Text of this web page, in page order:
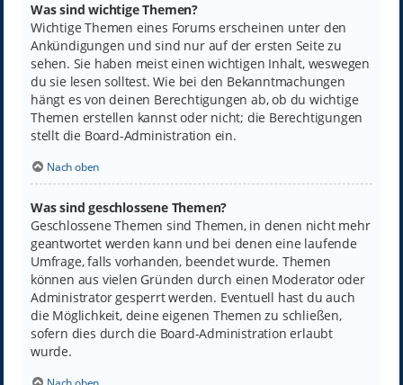
Was sind wichtige Themen?
Wichtige Themen eines Forums erscheinen unter den
Ankündigungen und sind nur auf der ersten Seite zu
sehen. Sie haben meist einen wichtigen Inhalt, weswegen
du sie lesen solltest. Wie bei den Bekanntmachungen
hängt es von deinen Berechtigungen ab, ob du wichtige
Themen erstellen kannst oder nicht; die Berechtigungen
stellt die Board-Administration ein.
Nach oben
Was sind geschlossene Themen?
Geschlossene Themen sind Themen, in denen nicht mehr
geantwortet werden kann und bei denen eine laufende
Umfrage, falls vorhanden, beendet wurde. Themen
können aus vielen Gründen durch einen Moderator oder
Administrator gesperrt werden. Eventuell hast du auch
die Möglichkeit, deine eigenen Themen zu schließen,
sofern dies durch die Board-Administration erlaubt
wurde.